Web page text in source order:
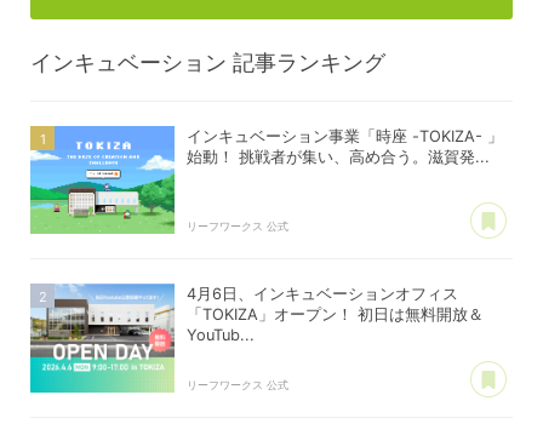
インキュベーション 記事ランキング
インキュベーション事業「時座 -TOKIZA- 」
始動！ 挑戦者が集い、高め合う。滋賀発...
リーフワークス 公式
4月6日、インキュベーションオフィス
「TOKIZA」オープン！ 初日は無料開放＆
YouTub...
リーフワークス 公式